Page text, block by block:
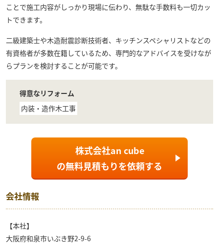
ことで施工内容がしっかり現場に伝わり、無駄な手数料も一切カッ
トできます。
二級建築士や木造耐震診断技術者、キッチンスペシャリストなどの
有資格者が多数在籍しているため、専門的なアドバイスを受けなが
らプランを検討することが可能です。
得意なリフォーム
内装・造作木工事
株式会社an cube
の無料見積もりを依頼する
会社情報
【本社】
大阪府和泉市いぶき野2-9-6